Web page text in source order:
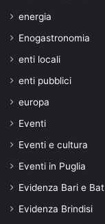
energia
Enogastronomia
enti locali
enti pubblici
europa
Eventi
Eventi e cultura
Eventi in Puglia
Evidenza Bari e Bat
Evidenza Brindisi